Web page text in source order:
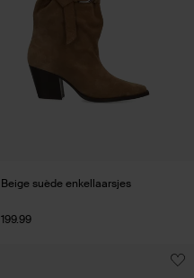
Beige suède enkellaarsjes
199.99